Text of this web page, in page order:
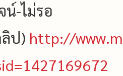
-ไม่รอ
ป) http://